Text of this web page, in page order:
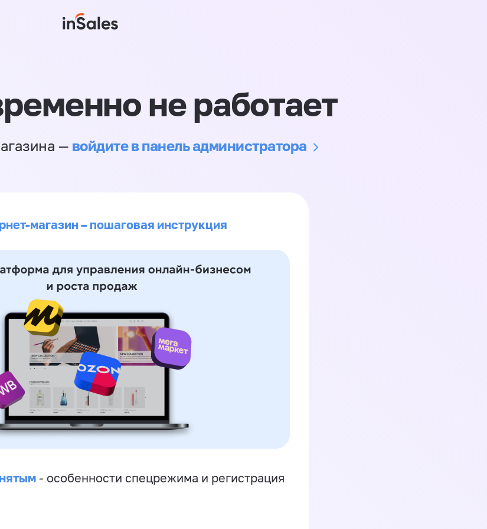
не работает
— войдите в панель администратора
магазин – пошаговая инструкция
- особенности спецрежима и регистрация